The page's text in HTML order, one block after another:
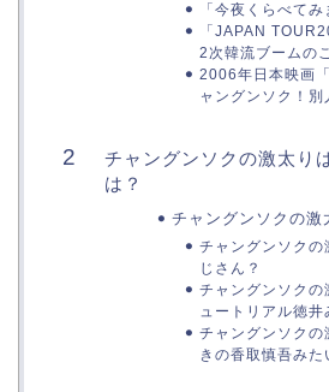
「今夜くらべて
「JAPAN
2次韓流ブームの
2006年日本映画
ャングンソク！別
チャングンソクの激太り
は？
チャングンソクの激
チャングンソクの
じさん？
チャングンソクの
ュートリアル徳井
チャングンソクの
きの香取慎吾みた